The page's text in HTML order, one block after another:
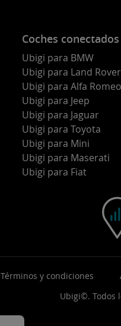
Coches conectados
Ubigi para BMW
Ubigi para Land Rover
Ubigi para Alfa Romeo
Ubigi para Jeep
Ubigi para Jaguar
Ubigi para Toyota
Ubigi para Mini
Ubigi para Maserati
Ubigi para Fiat
Términos y condiciones
Ubigi©. Todos